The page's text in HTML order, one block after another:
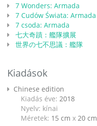
7 Wonders: Armada
7 Cudów Świata: Armada
7 csoda: Armada
七大奇蹟：艦隊擴展
世界の七不思議：艦隊
Kiadások
Chinese edition
Kiadás éve: 2018
Nyelv: kínai
Méretek: 15 cm x 20 cm